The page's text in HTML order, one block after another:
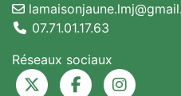
07.71.01.17.63
Réseaux sociaux